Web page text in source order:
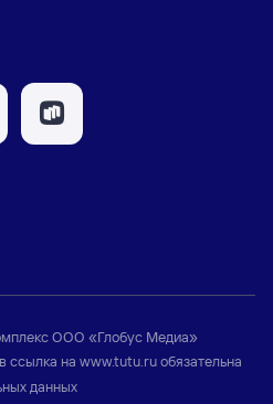
ООО «Глобус Медиа»
ссылка на www.tutu.ruобязательна
данных